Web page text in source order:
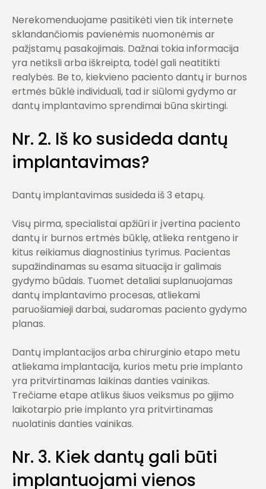
Nerekomenduojame pasitikėti vien tik internete
sklandančiomis pavienėmis nuomonėmis ar
pažįstamų pasakojimais. Dažnai tokia informacija
yra netiksli arba iškreipta, todėl gali neatitikti
realybės. Be to, kiekvieno paciento dantų ir burnos
ertmės būklė individuali, tad ir siūlomi gydymo ar
dantų implantavimo sprendimai būna skirtingi.
Nr. 2. Iš ko susideda dantų
implantavimas?
Dantų implantavimas susideda iš 3 etapų.
Visų pirma, specialistai apžiūri ir įvertina paciento
dantų ir burnos ertmės būklę, atlieka rentgeno ir
kitus reikiamus diagnostinius tyrimus. Pacientas
supažindinamas su esama situacija ir galimais
gydymo būdais. Tuomet detaliai suplanuojamas
dantų implantavimo procesas, atliekami
paruošiamieji darbai, sudaromas paciento gydymo
planas.
Dantų implantacijos arba chirurginio etapo metu
atliekama implantacija, kurios metu prie implanto
yra pritvirtinamas laikinas danties vainikas.
Trečiame etape atlikus šiuos veiksmus po gijimo
laikotarpio prie implanto yra pritvirtinamas
nuolatinis danties vainikas.
Nr. 3. Kiek dantų gali būti
implantuojami vienos